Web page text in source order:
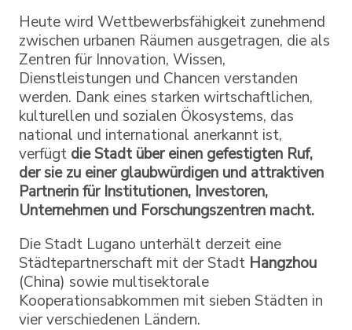
Heute wird Wettbewerbsfähigkeit zunehmend
zwischen urbanen Räumen ausgetragen, die als
Zentren für Innovation, Wissen,
Dienstleistungen und Chancen verstanden
werden. Dank eines starken wirtschaftlichen,
kulturellen und sozialen Ökosystems, das
national und international anerkannt ist,
verfügt die Stadt über einen gefestigten Ruf,
der sie zu einer glaubwürdigen und attraktiven
Partnerin für Institutionen, Investoren,
Unternehmen und Forschungszentren macht.
Die Stadt Lugano unterhält derzeit eine
Städtepartnerschaft mit der Stadt Hangzhou
(China) sowie multisektorale
Kooperationsabkommen mit sieben Städten in
vier verschiedenen Ländern.